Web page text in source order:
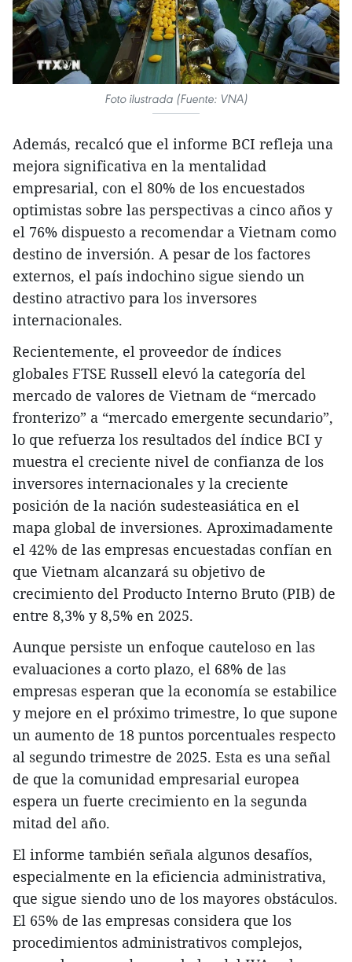
Foto ilustrada (Fuente: VNA)
Además, recalcó que el informe BCI refleja una
mejora significativa en la mentalidad
empresarial, con el 80% de los encuestados
optimistas sobre las perspectivas a cinco años y
el 76% dispuesto a recomendar a Vietnam como
destino de inversión. A pesar de los factores
externos, el país indochino sigue siendo un
destino atractivo para los inversores
internacionales.
Recientemente, el proveedor de índices
globales FTSE Russell elevó la categoría del
mercado de valores de Vietnam de “mercado
fronterizo” a “mercado emergente secundario”,
lo que refuerza los resultados del índice BCI y
muestra el creciente nivel de confianza de los
inversores internacionales y la creciente
posición de la nación sudesteasiática en el
mapa global de inversiones. Aproximadamente
el 42% de las empresas encuestadas confían en
que Vietnam alcanzará su objetivo de
crecimiento del Producto Interno Bruto (PIB) de
entre 8,3% y 8,5% en 2025.
Aunque persiste un enfoque cauteloso en las
evaluaciones a corto plazo, el 68% de las
empresas esperan que la economía se estabilice
y mejore en el próximo trimestre, lo que supone
un aumento de 18 puntos porcentuales respecto
al segundo trimestre de 2025. Esta es una señal
de que la comunidad empresarial europea
espera un fuerte crecimiento en la segunda
mitad del año.
El informe también señala algunos desafíos,
especialmente en la eficiencia administrativa,
que sigue siendo uno de los mayores obstáculos.
El 65% de las empresas considera que los
procedimientos administrativos complejos,